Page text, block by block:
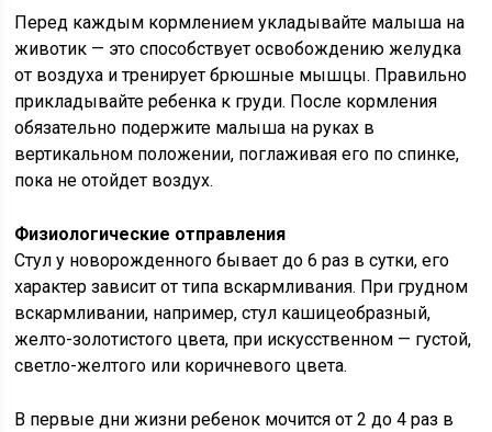
Перед каждым кормлением укладывайте малыша на
животик — это способствует освобождению желудка
от воздуха и тренирует брюшные мышцы. Правильно
прикладывайте ребенка к груди. После кормления
обязательно подержите малыша на руках в
вертикальном положении, поглаживая его по спинке,
пока не отойдет воздух.
Физиологические отправления
Стул у новорожденного бывает до 6 раз в сутки, его
характер зависит от типа вскармливания. При грудном
вскармливании, например, стул кашицеобразный,
желто-золотистого цвета, при искусственном — густой,
светло-желтого или коричневого цвета.
В первые дни жизни ребенок мочится от 2 до 4 раз в